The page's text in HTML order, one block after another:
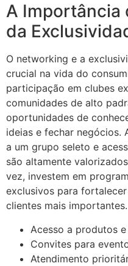
A Importância
da
O networking e a
crucial na vida do
participação em clubes
comunidades de alto
oportunidades de
ideias e fechar negócios.
a um grupo seleto e
são altamente
vez, investem em
exclusivos para
clientes mais importantes.
Acesso a produtos
Convites para
Atendimento